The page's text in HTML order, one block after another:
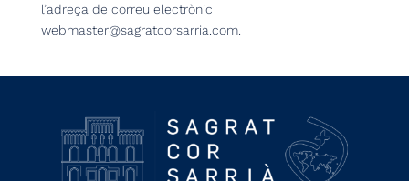
l’adreça de correu electrònic
webmaster@sagratcorsarria.com.